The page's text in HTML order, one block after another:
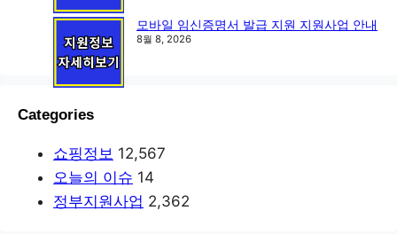
모바일 임신증명서 발급 지원 지원사업 안내
8월 8, 2026
Categories
쇼핑정보 12,567
오늘의 이슈 14
정부지원사업 2,362